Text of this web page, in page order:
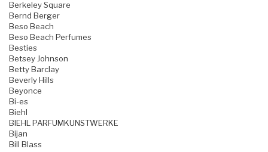
Berkeley Square
Bernd Berger
Beso Beach
Beso Beach Perfumes
Besties
Betsey Johnson
Betty Barclay
Beverly Hills
Beyonce
Bi-es
Biehl
BIEHL PARFUMKUNSTWERKE
Bijan
Bill Blass